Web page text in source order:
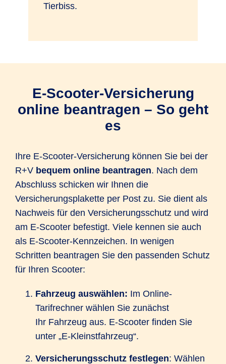
Tierbiss.
E-Scooter-Versicherung
online beantragen – So geht
es
Ihre E-Scooter-Versicherung können Sie bei der
R+V bequem online beantragen. Nach dem
Abschluss schicken wir Ihnen die
Versicherungsplakette per Post zu. Sie dient als
Nachweis für den Versicherungsschutz und wird
am E-Scooter befestigt. Viele kennen sie auch
als E-Scooter-Kennzeichen. In wenigen
Schritten beantragen Sie den passenden Schutz
für Ihren Scooter:
Fahrzeug auswählen: Im Online-
Tarifrechner wählen Sie zunächst
Ihr Fahrzeug aus. E-Scooter finden Sie
unter „E-Kleinstfahrzeug“.
Versicherungsschutz festlegen: Wählen